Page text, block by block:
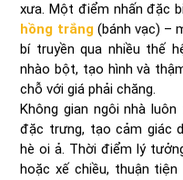
xưa. Một điểm nhấn đặc
hồng trắng(bánh vạc) –
bí truyền qua nhiều thế
nhào bột, tạo hình và
chỗ với giá phải chăng.
Không gian ngôi nhà
đặc trưng, tạo cảm giác
hè oi ả. Thời điểm lý
hoặc xế chiều, thuận